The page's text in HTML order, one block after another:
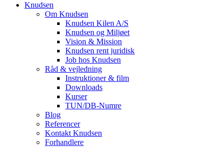
Knudsen
Om Knudsen
Knudsen Kilen A/S
Knudsen og Miljøet
Vision & Mission
Knudsen rent juridisk
Job hos Knudsen
Råd & vejledning
Instruktioner & film
Downloads
Kurser
TUN/DB-Numre
Blog
Referencer
Kontakt Knudsen
Forhandlere